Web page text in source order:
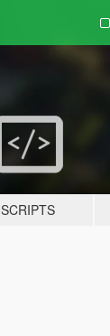
SCRIPTS